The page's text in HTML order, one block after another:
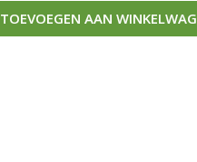
TOEVOEGEN AAN